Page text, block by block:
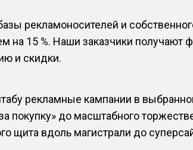
рекламоносителей и
на 15 %. Наши заказчики получают
и скидки.
рекламные кампании в
покупку» до масштабного
щита вдоль магистрали до